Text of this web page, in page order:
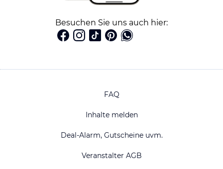
Besuchen Sie uns auch hier:
FAQ
Inhalte melden
Deal-Alarm, Gutscheine uvm.
Veranstalter AGB